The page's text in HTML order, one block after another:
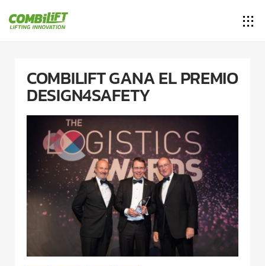
COMBILIFT GANA EL PREMIO
DESIGN4SAFETY